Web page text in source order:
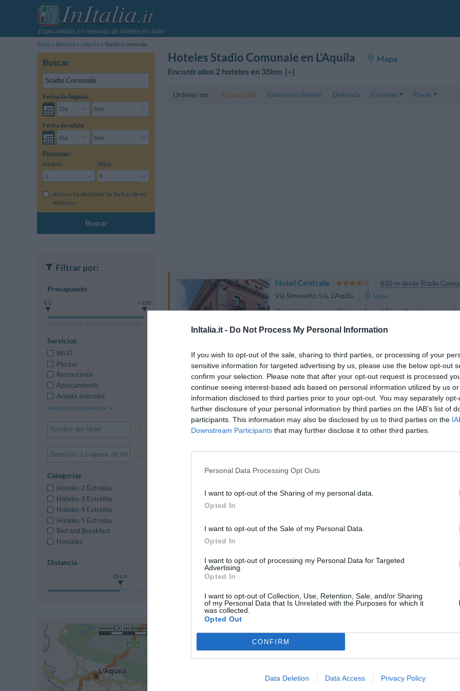
InItalia.it - Do Not Process My Personal Information
If you wish to opt-out of the sale, sharing to third parties, or processing of your
sensitive information for targeted advertising by us, please use the below opt-out
confirm your selection. Please note that after your opt-out request is processed
continue seeing interest-based ads based on personal information utilized by us
information disclosed to third parties prior to your opt-out. You may separately
further disclosure of your personal information by third parties on the IAB’s list of
participants. This information may also be disclosed by us to third parties on the
Downstream Participants that may further disclose it to other third parties.
Personal Data Processing Opt Outs
I want to opt-out of the Sharing of my personal data.
Opted In
I want to opt-out of the Sale of my Personal Data.
Opted In
I want to opt-out of processing my Personal Data for Targeted
Advertising.
Opted In
I want to opt-out of Collection, Use, Retention, Sale, and/or Sharing
of my Personal Data that Is Unrelated with the Purposes for which it
was collected.
Opted Out
CONFIRM
Data Deletion Data Access Privacy Policy
Especialistas en reservas de hoteles en Italia
Inicio
Abruzos L'Aquila Stadio Comunale
Buscar
Fecha de llegada:
Fecha de salida:
Personas:
Adultos: Niños:
Aún no he decidido las fechas de mi
estancia
Buscar
Hoteles Stadio Comunale en L'Aquila
Mapa
Encontrados 2 hoteles en 35km [+]
Ordenar por: Popularidad Valoración clientes Distancia
Estrellas
Precio
Hotel Centrale
820 m desde Stadio
Via Simonetto 5/a, L'Aquila
Mapa
L'Hotel Centrale sorge all'interno di un edificio settecentesco, in
nel secolo successivo, e situato direttamente sul Corso principale.
centralissima Piazza del Duomo...
Bed And Breakfast Gransasso
9.66 km
Via Camarda,Filetto
Mapa
El Bed and Breakfast Gransasso se encuentra en Filetto, una
localidad de L'Aquila. La acogedora villa ofrece cómodos
tranquila en la naturaleza. Los hués...
Filtrar por:
Presupuesto
€ 0 > 150
Presupuesto diario por habitación
Servicios
Wi-Fi
Piscina
Restaurante
Aparcamiento
Acepta animales
Muestra más servicios
Categorías
Hoteles 2 Estrellas
Hoteles 3 Estrellas
Hoteles 4 Estrellas
Hoteles 5 Estrellas
Bed and Breakfast
Hostales
Distancia
35 km